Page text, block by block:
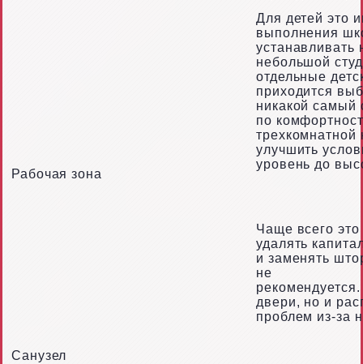
Рабочая зона
Для детей это
выполнения
небольшой
отдельные
приходится
никакой самый
по
улучшить
уровень до
Санузел
Чаще всего
удалять
и заменять
не
двери, но и
проблем из-за